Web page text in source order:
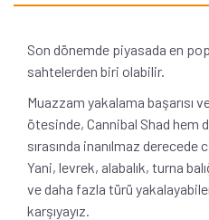
Son dönemde piyasada en
sahtelerden biri olabilir.
Muazzam yakalama başarısı
ötesinde, Cannibal Shad hem
sırasında inanılmaz derecede
Yani, levrek, alabalık, turna
ve daha fazla türü
karşıyayız.